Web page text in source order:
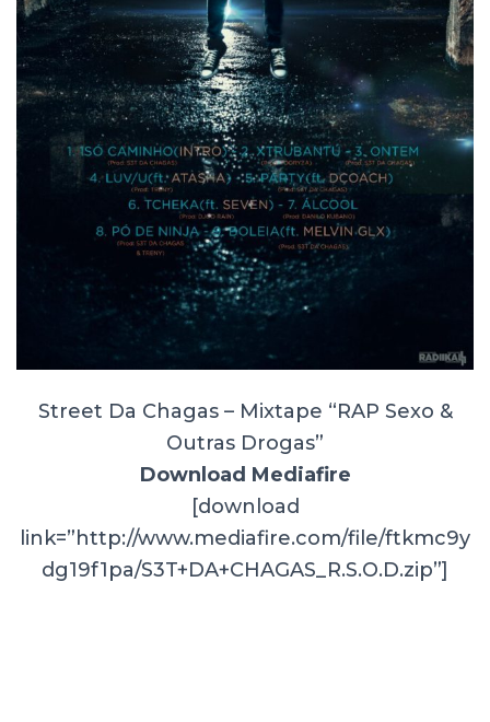
Street Da Chagas – Mixtape “RAP Sexo &
Outras Drogas”
Download Mediafire
[download
link=”http://www.mediafire.com/file/ftkmc9y
dg19f1pa/S3T+DA+CHAGAS_R.S.O.D.zip”]